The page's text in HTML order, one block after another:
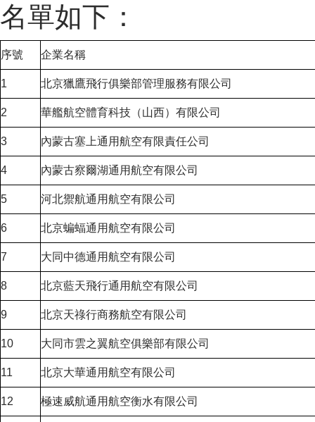
名單如下：
序號 企業名稱
1 北京獵鷹飛行俱樂部管理服務有限公司
2 華艦航空體育科技（山西）有限公司
3 內蒙古塞上通用航空有限責任公司
4 內蒙古察爾湖通用航空有限公司
5 河北禦航通用航空有限公司
6 北京蝙蝠通用航空有限公司
7 大同中德通用航空有限公司
8 北京藍天飛行通用航空有限公司
9 北京天祿行商務航空有限公司
10 大同市雲之翼航空俱樂部有限公司
11 北京大華通用航空有限公司
12 極速威航通用航空衡水有限公司